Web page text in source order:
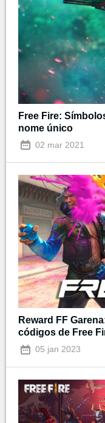
Free Fire:
nome único
02 mar 2021
Reward FF
códigos de Free
05 jan 2023